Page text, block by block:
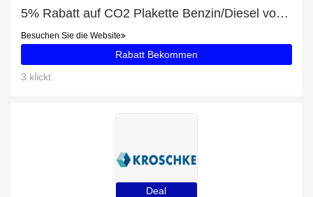
5% Rabatt auf CO2 Plakette Benzin/Diesel von Planet & You
Besuchen Sie die Website
Rabatt Bekommen
3 klickt
Deal